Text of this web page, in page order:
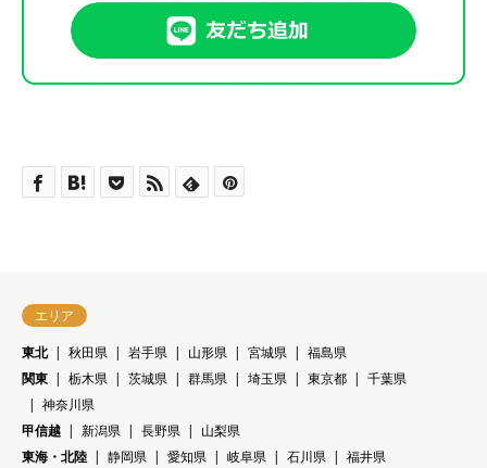
エリア
東北
秋田県 岩手県 山形県 宮城県
福島県
関東
栃木県 茨城県 群馬県 埼玉県 東京都
千葉県
神奈川県
甲信越
新潟県 長野県
山梨県
東海・北陸
静岡県 愛知県 岐阜県 石川県
福井県